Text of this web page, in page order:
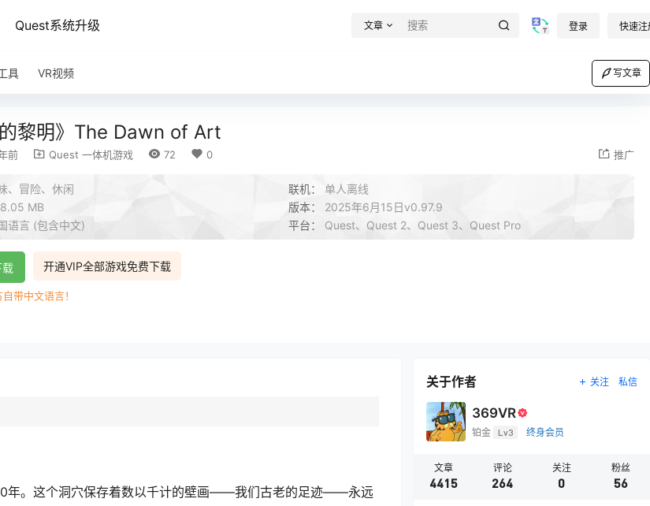
Quest系统升级 文章 登录 快速注
具 VR视频 写文章
的黎明》The Dawn of Art
前 Quest 一体机游戏 72 0 推广
、冒险、休闲 联机： 单人离线
MB 版本： 2025年6月15日v0.97.9
语言 (包含中文) 平台： Quest、Quest 2、Quest 3、Quest Pro
开通VIP全部游戏免费下载
载
带中文语言！
年。这个洞穴保存着数以千计的壁画——我们古老的足迹——永远
关于作者 关注 私信
369VR
铂金 Lv3 终身会员
文章
4415
评论
264
关注
0
粉丝
56